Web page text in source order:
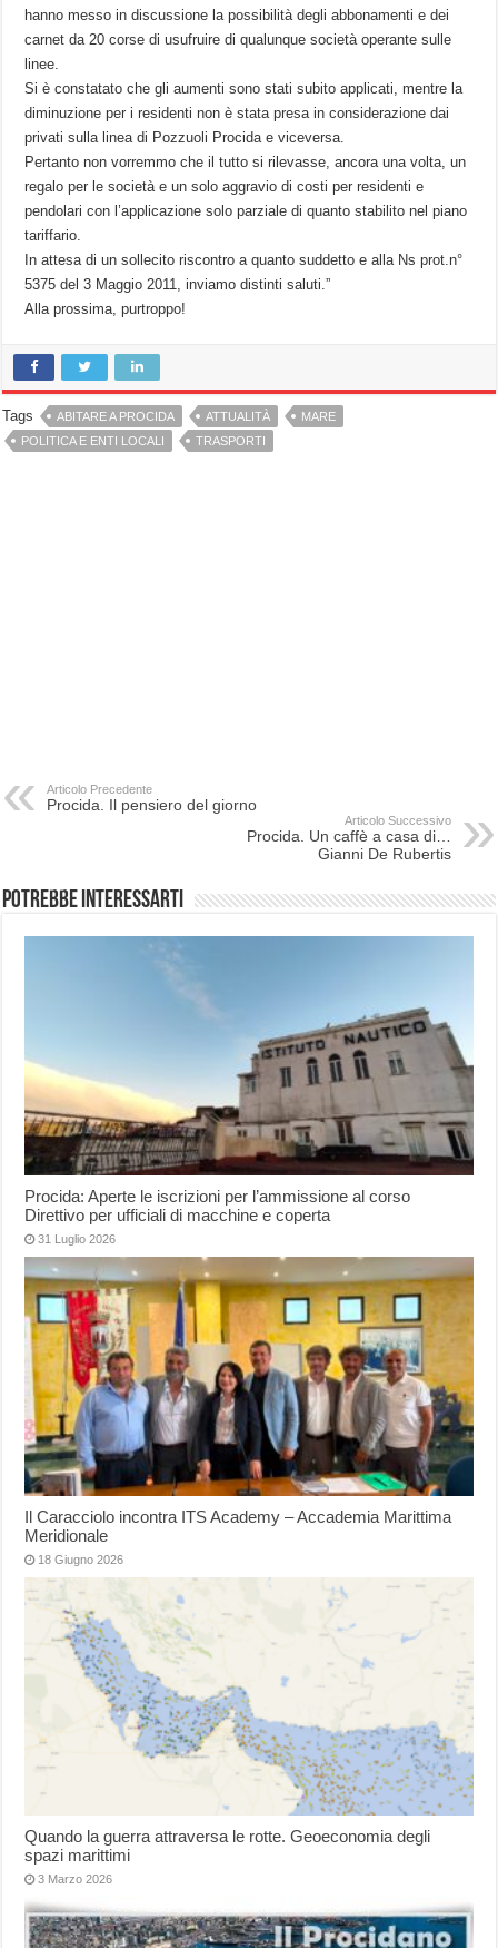
hanno messo in discussione la possibilità degli abbonamenti e dei
carnet da 20 corse di usufruire di qualunque società operante sulle
linee.
Si è constatato che gli aumenti sono stati subito applicati, mentre la
diminuzione per i residenti non è stata presa in considerazione dai
privati sulla linea di Pozzuoli Procida e viceversa.
Pertanto non vorremmo che il tutto si rilevasse, ancora una volta, un
regalo per le società e un solo aggravio di costi per residenti e
pendolari con l’applicazione solo parziale di quanto stabilito nel piano
tariffario.
In attesa di un sollecito riscontro a quanto suddetto e alla Ns prot.n°
5375 del 3 Maggio 2011, inviamo distinti saluti.”
Alla prossima, purtroppo!
Tags ABITARE A PROCIDA ATTUALITÀ
MARE
POLITICA E ENTI LOCALI
TRASPORTI
Articolo Precedente
Procida. Il pensiero del giorno
Articolo Successivo
Procida. Un caffè a casa di…
Gianni De Rubertis
Potrebbe interessarti
Procida: Aperte le iscrizioni per l’ammissione al corso
Direttivo per ufficiali di macchine e coperta
31 Luglio 2026
Il Caracciolo incontra ITS Academy – Accademia Marittima
Meridionale
18 Giugno 2026
Quando la guerra attraversa le rotte. Geoeconomia degli
spazi marittimi
3 Marzo 2026